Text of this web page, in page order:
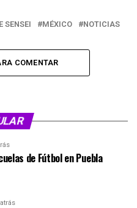
SENSEI MÉXICO NOTICIAS
COMENTAR
de Fútbol en Puebla